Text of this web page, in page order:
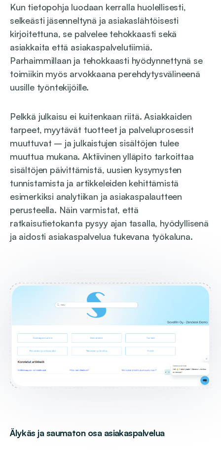
Kun tietopohja luodaan kerralla huolellisesti,
selkeästi jäsenneltynä ja asiakaslähtöisesti
kirjoitettuna, se palvelee tehokkaasti sekä
asiakkaita että asiakaspalvelutiimiä.
Parhaimmillaan ja tehokkaasti hyödynnettynä se
toimiikin myös arvokkaana perehdytysvälineenä
uusille työntekijöille.
Pelkkä julkaisu ei kuitenkaan riitä. Asiakkaiden
tarpeet, myytävät tuotteet ja palveluprosessit
muuttuvat – ja julkaistujen sisältöjen tulee
muuttua mukana. Aktiivinen ylläpito tarkoittaa
sisältöjen päivittämistä, uusien kysymysten
tunnistamista ja artikkeleiden kehittämistä
esimerkiksi analytiikan ja asiakaspalautteen
perusteella. Näin varmistat, että
ratkaisutietokanta pysyy ajan tasalla, hyödyllisenä
ja aidosti asiakaspalvelua tukevana työkaluna.
Älykäs ja saumaton osa asiakaspalvelua